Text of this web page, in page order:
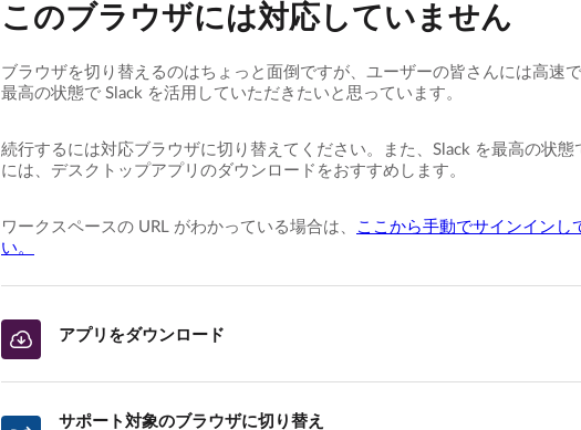
このブラウザには対応していません
ブラウザを切り替えるのはちょっと面倒ですが、ユーザーの皆さんには高速
最高の状態で Slack を活用していただきたいと思っています。
続行するには対応ブラウザに切り替えてください。また、Slack を最高の状態
には、デスクトップアプリのダウンロードをおすすめします。
ワークスペースの URL がわかっている場合は、
ここから手動でサインインし
い。
アプリをダウンロード
サポート対象のブラウザに切り替え